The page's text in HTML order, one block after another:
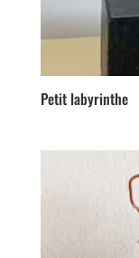
Petit labyrinthe